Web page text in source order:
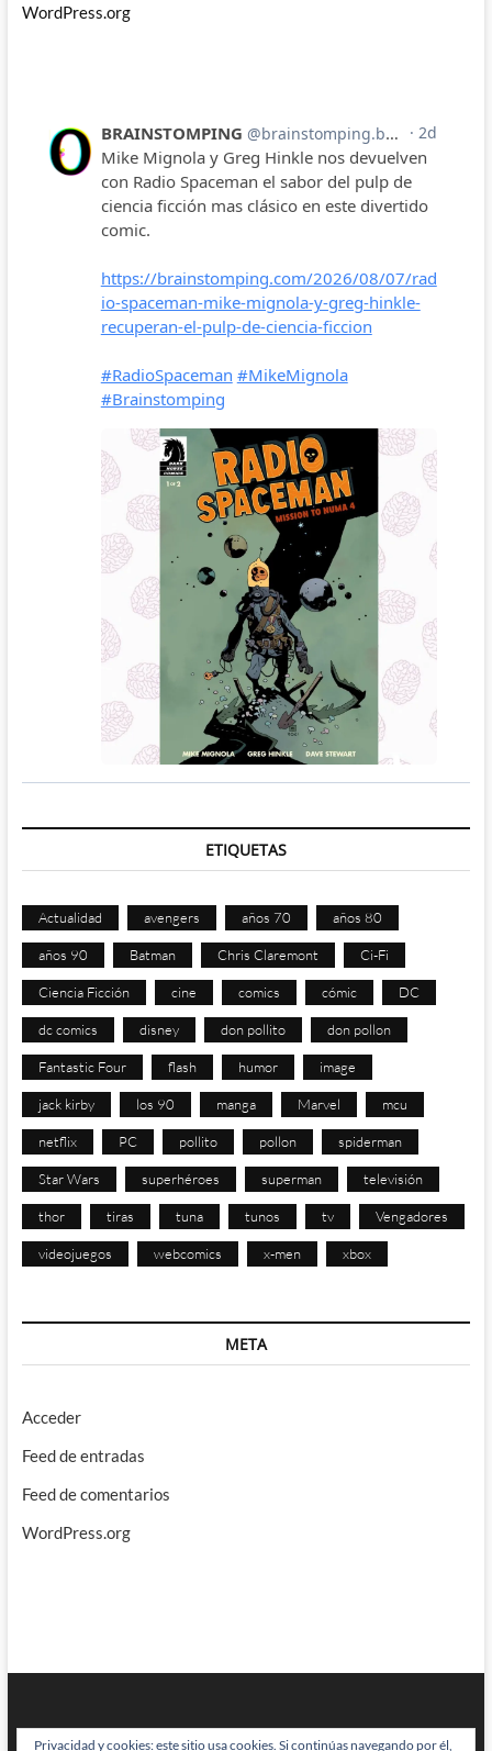
WordPress.org
ETIQUETAS
Actualidad avengers años 70 años 80
años 90 Batman Chris Claremont Ci-Fi
Ciencia Ficción cine comics cómic DC
dc comics disney don pollito don pollon
Fantastic Four flash humor image
jack kirby los 90 manga Marvel mcu
netflix PC pollito pollon spiderman
Star Wars superhéroes superman televisión
thor tiras tuna tunos tv Vengadores
videojuegos webcomics x-men xbox
META
Acceder
Feed de entradas
Feed de comentarios
WordPress.org
Privacidad y cookies: este sitio usa cookies. Si continúas navegando por él,